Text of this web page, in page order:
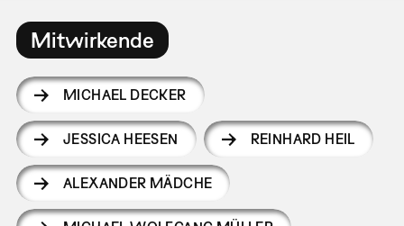
Mitwirkende
MICHAEL DECKER
JESSICA HEESEN REINHARD HEIL
ALEXANDER MÄDCHE